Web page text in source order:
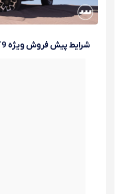
شرایط پیش فروش ویژه KMC T9 آذر ۱۴۰۴